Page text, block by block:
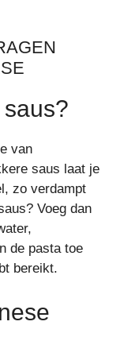
van
saus laat je
zo verdampt
Voeg dan
de pasta toe
bereikt.